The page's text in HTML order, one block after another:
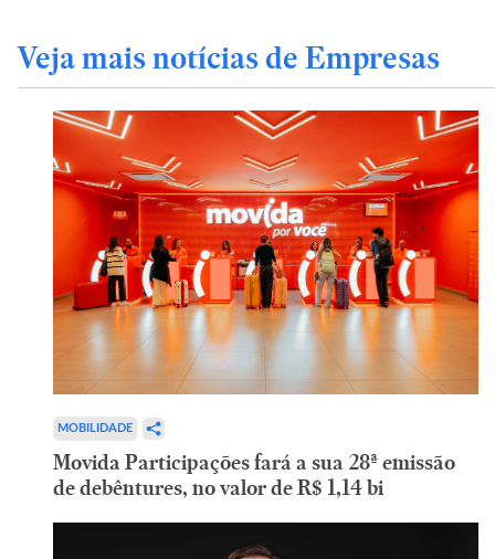
Veja mais notícias de Empresas
MOBILIDADE
Movida Participações fará a sua 28ª emissão
de debêntures, no valor de R$ 1,14 bi